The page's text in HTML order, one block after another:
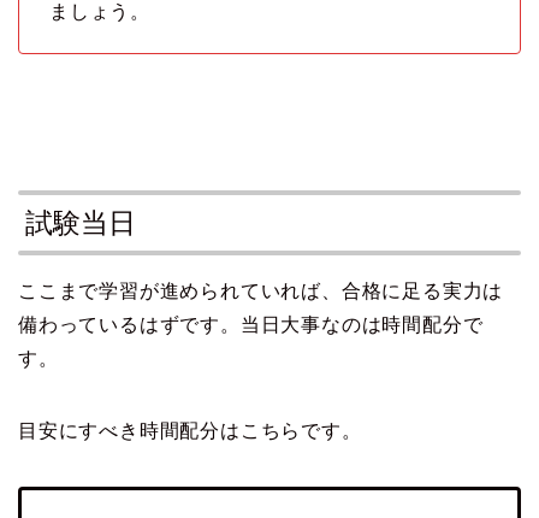
ましょう。
試験当日
ここまで学習が進められていれば、合格に足る実力は
備わっているはずです。当日大事なのは時間配分で
す。
目安にすべき時間配分はこちらです。